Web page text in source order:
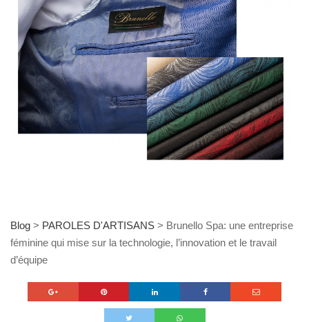
Blog > PAROLES D'ARTISANS > Brunello Spa: une entreprise
féminine qui mise sur la technologie, l’innovation et le travail
d’équipe